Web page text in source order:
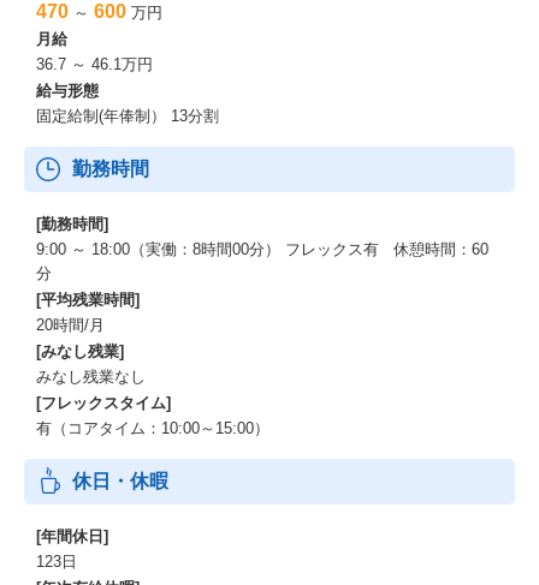
470 ～ 600 万円
月給
36.7 ～ 46.1万円
給与形態
固定給制(年俸制） 13分割
勤務時間
[勤務時間]
9:00 ～ 18:00（実働：8時間00分） フレックス有 休憩時間：60
分
[平均残業時間]
20時間/月
[みなし残業]
みなし残業なし
[フレックスタイム]
有（コアタイム：10:00～15:00）
休日・休暇
[年間休日]
123日